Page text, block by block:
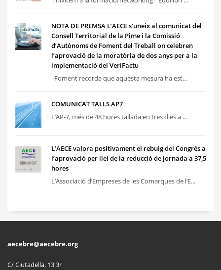
NOTA DE PREMSA L’AECE s’uneix al comunicat del
Consell Territorial de la Pime i la Comissió
d’Autònoms de Foment del Treball on celebren
l’aprovació de la moratòria de dos anys per a la
implementació del VeriFactu
Foment recorda que aquesta mesura ha est...
COMUNICAT TALLS AP7
L’AP-7, més de 48 hores tallada en tres dies a ...
L’AECE valora positivament el rebuig del Congrés a
l’aprovació per llei de la reducció de jornada a 37,5
hores
L’Associació d’Empreses de les Comarques de l’E...
aecebre@aecebre.org
C/ Ciutadella, 13 3r